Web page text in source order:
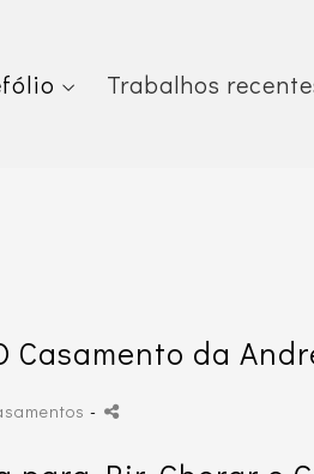
Trabalhos
Casamento da
-